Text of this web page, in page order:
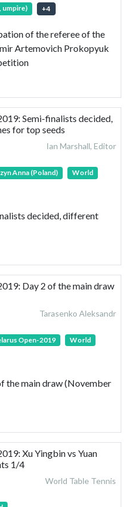
umpire) +4
of the referee of the
Artemovich Prokopyuk
Semi-finalists decided,
for top seeds
Ian Marshall, Editor
Anna (Poland)
World
decided, different
Day 2 of the main draw
Tarasenko Aleksandr
Open-2019
World
the main draw (November
Xu Yingbin vs Yuan
1/4
World Table Tennis